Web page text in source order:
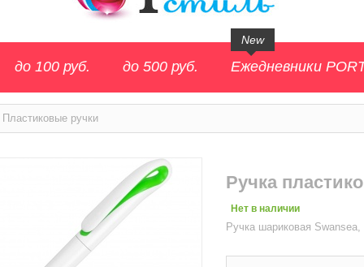
до 100 руб. до 500 руб. Ежедневники
New
Пластиковые ручки
Ручка
Нет в наличии
Ручка шариковая